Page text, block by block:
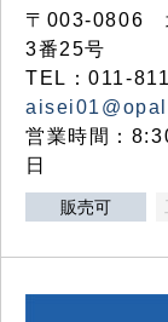
〒003-0806
3番25号
TEL：011-
営業時間：
日
販売可